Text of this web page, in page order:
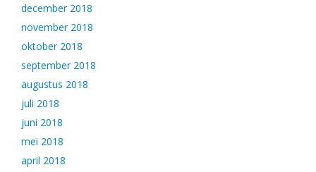
december 2018
november 2018
oktober 2018
september 2018
augustus 2018
juli 2018
juni 2018
mei 2018
april 2018